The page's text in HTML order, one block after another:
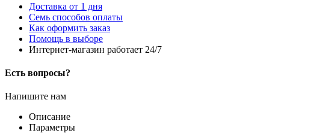
Доставка от 1 дня
Семь способов оплаты
Как оформить заказ
Помощь в выборе
Интернет-магазин работает 24/7
Есть вопросы?
Напишите нам
Описание
Параметры